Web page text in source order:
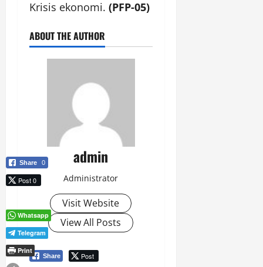
Krisis ekonomi. (PFP-05)
ABOUT THE AUTHOR
admin
Administrator
Visit Website
View All Posts
Share Post
Share 0
Post 0
Whatsapp
Telegram
Print